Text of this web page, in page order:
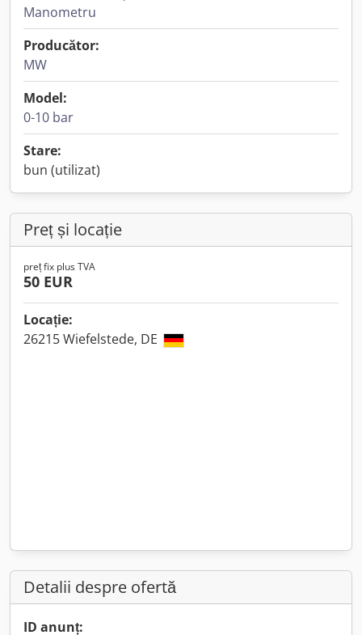
Manometru
Producător:
MW
Model:
0-10 bar
Stare:
bun (utilizat)
Preț și locație
preț fix plus TVA
50 EUR
Locație:
26215 Wiefelstede, DE
Detalii despre ofertă
ID anunț: